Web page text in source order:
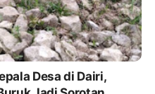
Desa di Dairi,